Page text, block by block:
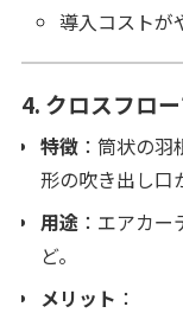
導入コストが
4. クロスフロ
特徴：筒状の羽
形の吹き出し口
用途：エアカー
ど。
メリット ：